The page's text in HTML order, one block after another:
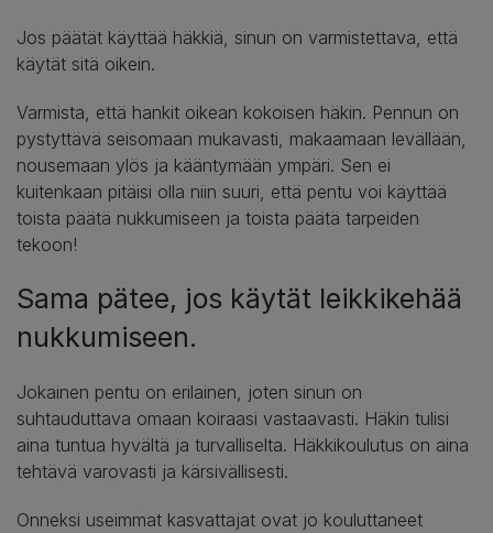
Jos päätät käyttää häkkiä, sinun on varmistettava, että
käytät sitä oikein.
Varmista, että hankit oikean kokoisen häkin. Pennun on
pystyttävä seisomaan mukavasti, makaamaan levällään,
nousemaan ylös ja kääntymään ympäri. Sen ei
kuitenkaan pitäisi olla niin suuri, että pentu voi käyttää
toista päätä nukkumiseen ja toista päätä tarpeiden
tekoon!
Sama pätee, jos käytät leikkikehää
nukkumiseen.
Jokainen pentu on erilainen, joten sinun on
suhtauduttava omaan koiraasi vastaavasti. Häkin tulisi
aina tuntua hyvältä ja turvalliselta. Häkkikoulutus on aina
tehtävä varovasti ja kärsivällisesti.
Onneksi useimmat kasvattajat ovat jo kouluttaneet